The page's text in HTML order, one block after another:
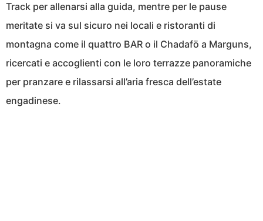
Track per allenarsi alla guida, mentre per le pause
meritate si va sul sicuro nei locali e ristoranti di
montagna come il quattro BAR o il Chadafö a Marguns,
ricercati e accoglienti con le loro terrazze panoramiche
per pranzare e rilassarsi all’aria fresca dell’estate
engadinese.